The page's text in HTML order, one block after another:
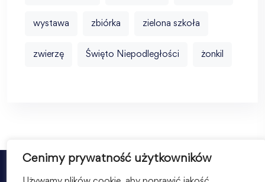
Cenimy prywatność użytkowników
wystawa zbiórka zielona szkoła
zwierzę Święto Niepodległości żonkil